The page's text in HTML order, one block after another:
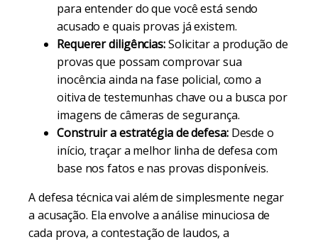
para entender do que você está sendo
acusado e quais provas já existem.
Requerer diligências:Solicitar a produção de
provas que possam comprovar sua
inocência ainda na fase policial, como a
oitiva de testemunhas chave ou a busca por
imagens de câmeras de segurança.
Construir a estratégia de defesa:Desde o
início, traçar a melhor linha de defesa com
base nos fatos e nas provas disponíveis.
A defesa técnica vai além de simplesmente negar
a acusação. Ela envolve a análise minuciosa de
cada prova, a contestação de laudos, a